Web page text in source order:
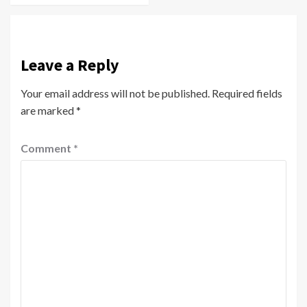
Leave a Reply
Your email address will not be published. Required fields
are marked*
Comment *